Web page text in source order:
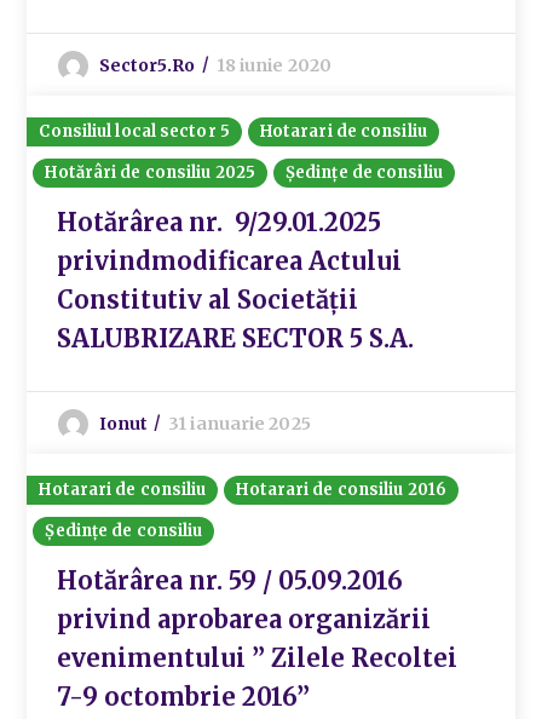
Sector5.ro 18 iunie 2020
Consiliul local sector 5
Hotarari de consiliu
Hotărâri de consiliu 2025
Ședințe de consiliu
Hotărârea nr. 9/29.01.2025
privindmodificarea Actului
Constitutiv al Societății
SALUBRIZARE SECTOR 5 S.A.
Ionut 31 ianuarie 2025
Hotarari de consiliu
Hotarari de consiliu 2016
Ședințe de consiliu
Hotărârea nr. 59 / 05.09.2016
privind aprobarea organizării
evenimentului ” Zilele Recoltei
7-9 octombrie 2016”